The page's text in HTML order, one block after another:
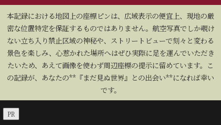
​本記録における地図上の座標ピンは、広域表示の便宜上、現地の厳
密な位置特定を保証するものではありません。航空写真でしか覗け
ない立ち入り禁止区域の神秘や、ストリートビューで刻々と変わる
景色を楽しみ、心惹かれた場所へはぜひ実際に足を運んでいただき
たいため、あえて画像を使わず周辺座標の提示に留めています。こ
の記録が、あなたの**『まだ見ぬ世界』との出会い**になれば幸い
です。
PR